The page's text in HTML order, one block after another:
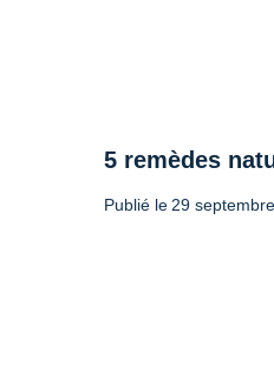
5 remèdes
Publié le 29